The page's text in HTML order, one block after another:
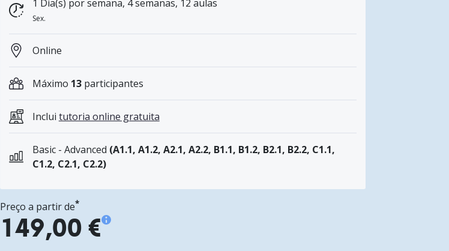
1 Dia(s) por semana, 4 semanas, 12 aulas
Sex.
Online
Máximo 13participantes
Inclui tutoria online gratuita
Basic - Advanced (A1.1, A1.2, A2.1, A2.2, B1.1, B1.2, B2.1, B2.2, C1.1,
C1.2, C2.1, C2.2)
Preço a partir de*
149,00 €